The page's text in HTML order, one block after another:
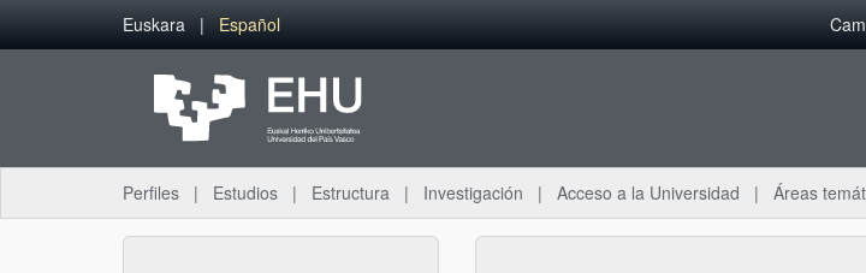
Saltar al contenido principal
Euskara Español
Perfiles Estudios Estructura Investigación Acceso a la Universidad Áreas